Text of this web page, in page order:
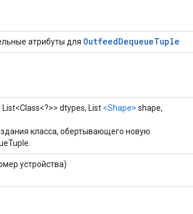
атрибуты для OutfeedDequeueTuple
List<Class<?>> dtypes, List <Shape> shape,
класса, обертывающего новую
устройства)